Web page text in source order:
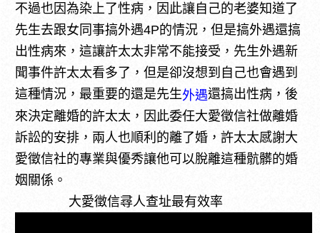
不過也因為染上了性病，因此讓自己的老婆知道了
先生去跟女同事搞外遇4P的情況，但是搞外遇還搞
出性病來，這讓許太太非常不能接受，先生外遇新
聞事件許太太看多了，但是卻沒想到自己也會遇到
這種情況，最重要的還是先生外遇還搞出性病，後
來決定離婚的許太太，因此委任大愛徵信社做離婚
訴訟的安排，兩人也順利的離了婚，許太太感謝大
愛徵信社的專業與優秀讓他可以脫離這種骯髒的婚
姻關係。
大愛徵信尋人查址最有效率